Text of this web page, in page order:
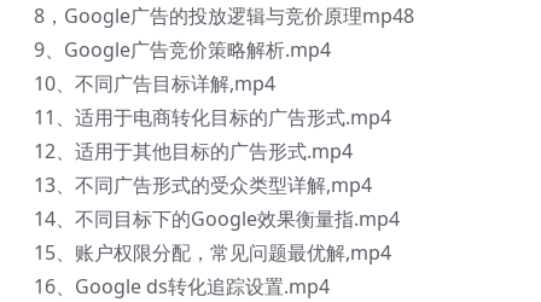
8，Google广告的投放逻辑与竞价原理mp48
9、Google广告竞价策略解析.mp4
10、不同广告目标详解,mp4
11、适用于电商转化目标的广告形式.mp4
12、适用于其他目标的广告形式.mp4
13、不同广告形式的受众类型详解,mp4
14、不同目标下的Google效果衡量指.mp4
15、账户权限分配，常见问题最优解,mp4
16、Google ds转化追踪设置.mp4